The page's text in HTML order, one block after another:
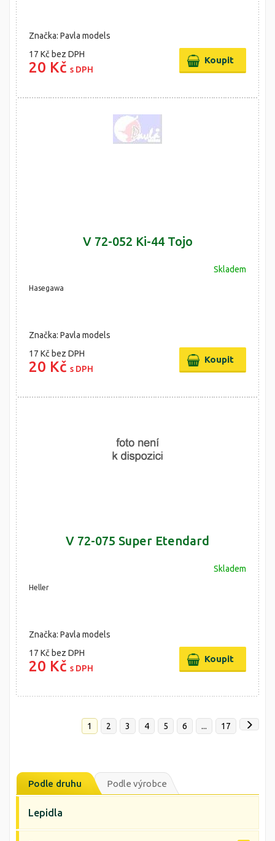
Značka: Pavla models
17 Kč bez DPH
20 Kč s DPH
V 72-052 Ki-44 Tojo
Skladem
Hasegawa
Značka: Pavla models
17 Kč bez DPH
20 Kč s DPH
V 72-075 Super Etendard
Skladem
Heller
Značka: Pavla models
17 Kč bez DPH
20 Kč s DPH
1 2 3 4 5 6 ... 17
Podle druhu Podle výrobce
Lepidla